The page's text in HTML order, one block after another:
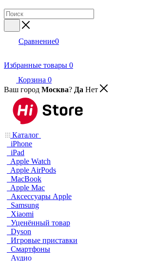
Сравнение0
Избранные товары 0
Корзина 0
Ваш город Москва? Да Нет
Каталог
iPhone
iPad
Apple Watch
Apple AirPods
MacBook
Apple Mac
Аксессуары Apple
Samsung
Xiaomi
Уценённый товар
Dyson
Игровые приставки
Смартфоны
Аудио